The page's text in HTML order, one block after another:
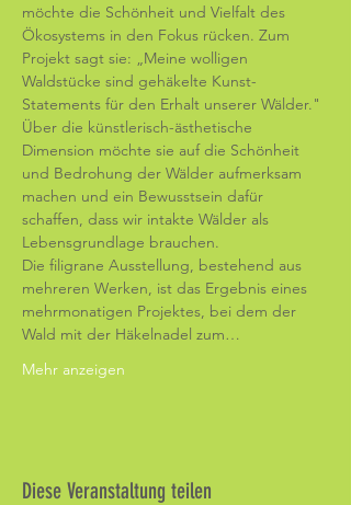
möchte die Schönheit und Vielfalt des
Ökosystems in den Fokus rücken. Zum
Projekt sagt sie: „Meine wolligen
Waldstücke sind gehäkelte Kunst-
Statements für den Erhalt unserer Wälder."
Über die künstlerisch-ästhetische
Dimension möchte sie auf die Schönheit
und Bedrohung der Wälder aufmerksam
machen und ein Bewusstsein dafür
schaffen, dass wir intakte Wälder als
Lebensgrundlage brauchen.
Die filigrane Ausstellung, bestehend aus
mehreren Werken, ist das Ergebnis eines
mehrmonatigen Projektes, bei dem der
Wald mit der Häkelnadel zum…
Mehr anzeigen
Diese Veranstaltung teilen